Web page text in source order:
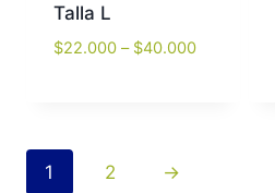
Talla L
$22.000 – $40.000Price
1 2 →